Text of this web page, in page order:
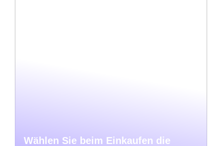
Wählen Sie beim Einkaufen die